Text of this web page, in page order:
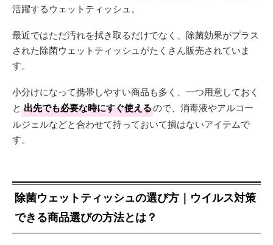
活躍するウェットティッシュ。
最近ではただ汚れを拭き取るだけでなく、除菌効果がプラス
された除菌ウェットティッシュがたくさん販売されていま
す。
小分けになって携帯しやすい商品も多く、一つ用意しておく
と 出先でも必要な時にすぐ使えるので、消毒液やアルコー
ルジェルなどと合わせて持っておいて損はないアイテムで
す。
除菌ウェットティッシュの選び方｜ウイルス対策
できる商品選びの方法とは？